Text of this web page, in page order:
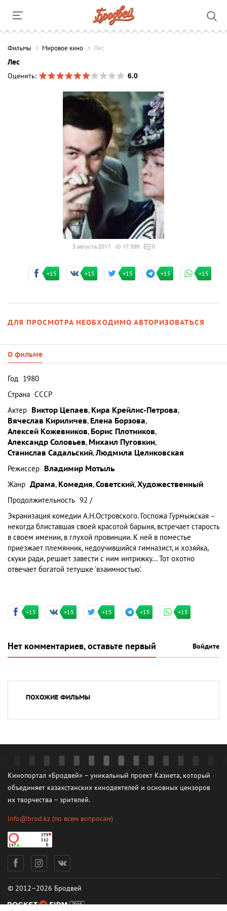
Фильмы Мировое кино Лес
Лес
Оценить:
6.0
3 августа 2017 17 339 0
+15 +15 +15 +15 +15
ДЛЯ ПРОСМОТРА НЕОБХОДИМО АВТОРИЗОВАТЬСЯ
О фильме
Год 1980
Страна СССР
Актер Виктор Цепаев, Кира Крейлис-Петрова,
Вячеслав Кириличев, Елена Борзова,
Алексей Кожевников, Борис Плотников,
Александр Соловьев, Михаил Пуговкин,
Станислав Садальский,Людмила Целиковская
Режиссер Владимир Мотыль
Жанр Драма, Комедия,Советский,Художественный
Продолжительность 92 /
Экранизация комедии А.Н.Островского. Госпожа Гурмыжская –
некогда блиставшая своей красотой барыня, встречает старость
в своем имении, в глухой провинции. К ней в поместье
приезжает племянник, недоучившийся гимназист, и хозяйка,
скуки ради, решает завести с ним интрижку... Тот охотно
отвечает богатой тетушке 'взаимностью'.
+15 +15 +15 +15 +15
Нет комментариев, оставьте первый Войдите
ПОХОЖИЕ ФИЛЬМЫ
Кинопортал «Бродвей» – уникальный проект Казнета, который
объединяет казахстанских кинодеятелей и основных цензоров
их творчества – зрителей.
info@brod.kz (по всем вопросам)
© 2012–2026 Бродвей